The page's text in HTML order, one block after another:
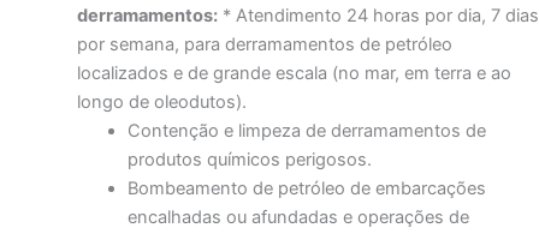
derramamentos: * Atendimento 24 horas por dia, 7 dias
por semana, para derramamentos de petróleo
localizados e de grande escala (no mar, em terra e ao
longo de oleodutos).
Contenção e limpeza de derramamentos de
produtos químicos perigosos.
Bombeamento de petróleo de embarcações
encalhadas ou afundadas e operações de